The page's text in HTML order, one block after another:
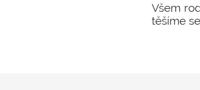
Všem
těšíme